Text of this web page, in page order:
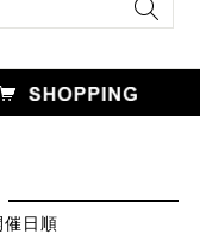
日順